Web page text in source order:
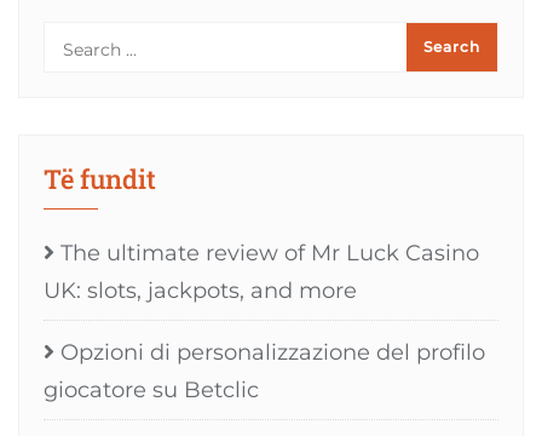
Të fundit
The ultimate review of Mr Luck Casino
UK: slots, jackpots, and more
Opzioni di personalizzazione del profilo
giocatore su Betclic